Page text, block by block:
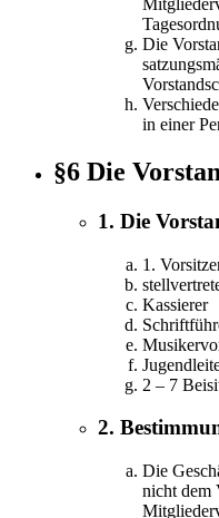
Die
in einer
§6 Die
1. Die
1.
Kassierer
2 – 7
2.
Die
nicht dem